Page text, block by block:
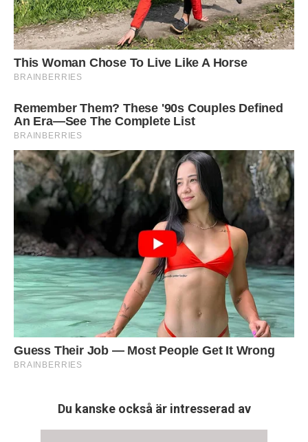
Du kanske också är intresserad av